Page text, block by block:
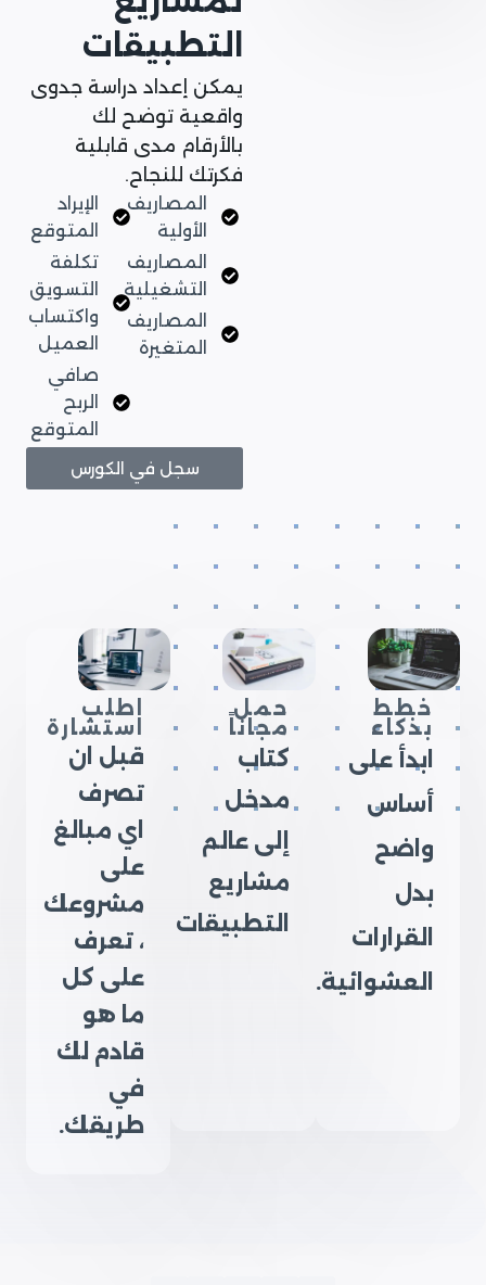
التطبيقات
يمكن إعداد دراسة جدوى
واقعية توضح لك
بالأرقام مدى قابلية
فكرتك للنجاح.
المصاريف
الأولية
المصاريف
التشغيلية
المصاريف
المتغيرة
الإيراد
المتوقع
تكلفة
التسويق
واكتساب
العميل
صافي
الربح
المتوقع
سجل في الكورس
خطط
بذكاء
ابدأ على
أساس
واضح
بدل
القرارات
العشوائية.
حمل
مجاناً
كتاب
مدخل
إلى عالم
مشاريع
التطبيقات
اطلب
استشارة
قبل ان
تصرف
اي مبالغ
على
مشروعك
، تعرف
على كل
ما هو
قادم لك
في
طريقك.